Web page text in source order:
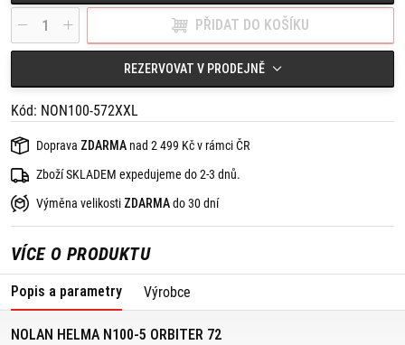
odváděn z horního přívodu vzduchu a vtlačován do nejkritičtějších
oblastí, aniž by docházelo k jeho rozptylu, což zaručuje maximální
pohodlí i v extrémních jízdních podmínkách.
"Top Clima Comfort" s mikroperforovanými tkaninami.
Vložka s inovativní síťovou konstrukcí napomáhá pohybu vzduchu
kolem horní části hlavy jezdce.
polohy výstelky, což znamená, že helmu lze přizpůsobit různým
požadavkům a tvarům hlavy.
Jednodílné lícní polštářky s odnímatelným polstrováním.
Helma je nastavena a schválena s nainstalovaným komunikačním
systémem N-Com a s inovativním signálem nouzového zastavení
(ESS). KOMPATIBILITA S N-COM: Řada B902L R - Řada B902 R -
Řada B601 R - ESS - Řada MCS III R.
Tvarovaná výstelka vnitřních lícních polštářků z polystyrenu.
Mikrometrická přezka.
PŘIDAT DO KOŠÍKU
REZERVOVAT V PRODEJNĚ
Kód: NON100-572XXL
Doprava ZDARMA nad 2 499 Kč v rámci ČR
Zboží SKLADEM expedujeme do 2-3 dnů.
Výměna velikosti ZDARMAdo 30 dní
VÍCE O PRODUKTU
Popis a parametry Výrobce
NOLAN HELMA N100-5 ORBITER 72